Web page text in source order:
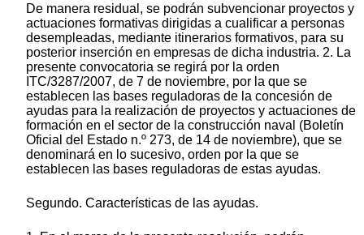
De manera residual, se podrán subvencionar proyectos y
actuaciones formativas dirigidas a cualificar a personas
desempleadas, mediante itinerarios formativos, para su
posterior inserción en empresas de dicha industria. 2. La
presente convocatoria se regirá por la orden
ITC/3287/2007, de 7 de noviembre, por la que se
establecen las bases reguladoras de la concesión de
ayudas para la realización de proyectos y actuaciones de
formación en el sector de la construcción naval (Boletín
Oficial del Estado n.º 273, de 14 de noviembre), que se
denominará en lo sucesivo, orden por la que se
establecen las bases reguladoras de estas ayudas.
Segundo. Características de las ayudas.